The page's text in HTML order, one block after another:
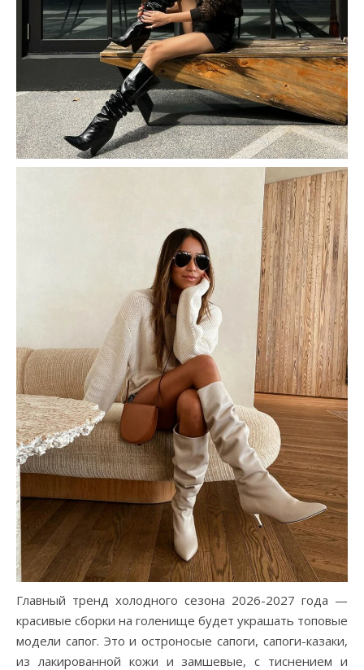
Главный тренд холодного сезона 2026-2027 года —
красивые сборки на голенище будет украшать топовые
модели сапог. Это и остроносые сапоги, сапоги-казаки,
из лакированной кожи и замшевые, с тиснением и